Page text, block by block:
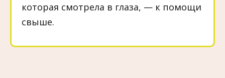
которая смотрела в глаза, — к помощи
свыше.